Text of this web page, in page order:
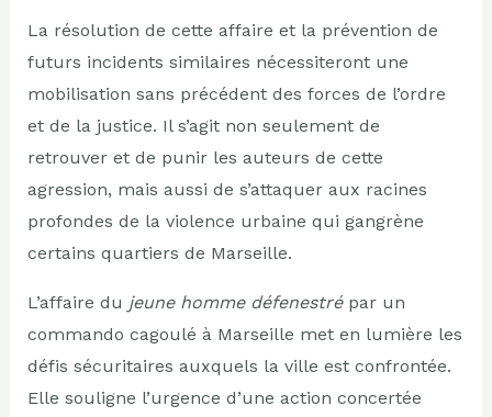
La résolution de cette affaire et la prévention de
futurs incidents similaires nécessiteront une
mobilisation sans précédent des forces de l’ordre
et de la justice. Il s’agit non seulement de
retrouver et de punir les auteurs de cette
agression, mais aussi de s’attaquer aux racines
profondes de la violence urbaine qui gangrène
certains quartiers de Marseille.
L’affaire du jeune homme défenestrépar un
commando cagoulé à Marseille met en lumière les
défis sécuritaires auxquels la ville est confrontée.
Elle souligne l’urgence d’une action concertée